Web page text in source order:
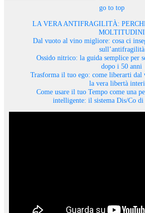
go to top
LA VERA ANTIFRAGILITÀ:
MOLTITUDINI
Dal vuoto al vino migliore: cosa ci
sull’antifragilità
Ossido nitrico: la guida semplice per
dopo i 50 anni
Trasforma il tuo ego: come liberarti dal
la vera libertà
Come usare il tuo Tempo come una
intelligente: il sistema Dis/Co di